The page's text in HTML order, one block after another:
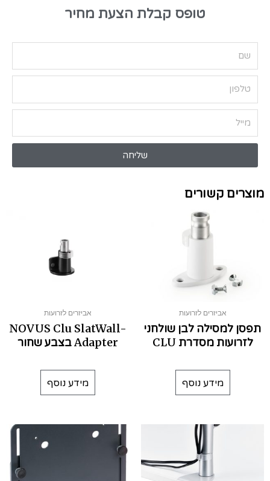
טופס קבלת הצעת מחיר
שליחה
מוצרים קשורים
אביזרים לזרועות
תפסן למסילה לבן שולחני
לזרועות מסדרת CLU
מידע נוסף
אביזרים לזרועות
NOVUS Clu SlatWall-
Adapter בצבע שחור
מידע נוסף